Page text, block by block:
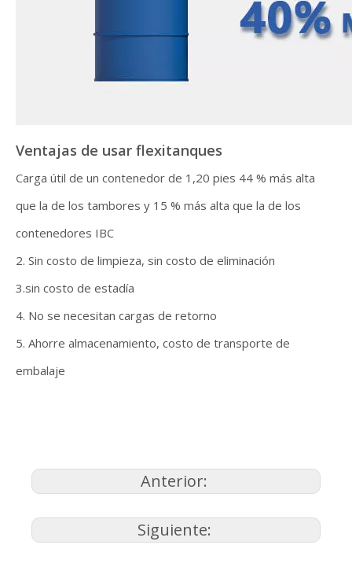
Ventajas de usar flexitanques
Carga útil de un contenedor de 1,20 pies 44 % más alta
que la de los tambores y 15 % más alta que la de los
contenedores IBC
2. Sin costo de limpieza, sin costo de eliminación
3.sin costo de estadía
4. No se necesitan cargas de retorno
5. Ahorre almacenamiento, costo de transporte de
embalaje
Anterior:
Siguiente: